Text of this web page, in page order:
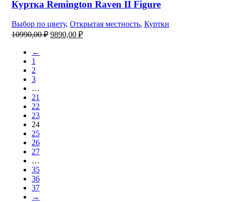
Куртка Remington Raven II Figure
Выбор по цвету, Открытая местность, Куртки
10990,00₽ Первоначальная
9890,00 ₽Текущая
←
1
2
3
…
21
22
23
24
25
26
27
…
35
36
37
→